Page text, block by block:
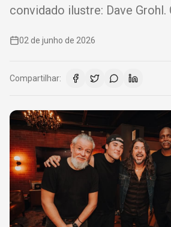
convidado ilustre: Dave Grohl.
02 de junho de 2026
Compartilhar: